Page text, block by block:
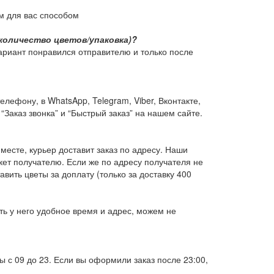
вас способом
цветов/упаковка)?
понравился отправителю и только после
в WhatsApp, Telegram, Viber, Вконтакте,
звонка” и “Быстрый заказ” на нашем сайте.
курьер доставит заказ по адресу. Наши
получателю. Если же по адресу получателя не
цветы за доплату (только за доставку 400
у него удобное время и адрес, можем не
с 09 до 23. Если вы оформили заказ после 23:00,